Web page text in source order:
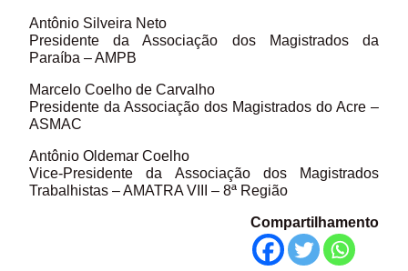
Antônio Silveira Neto
Presidente da Associação dos Magistrados da
Paraíba – AMPB
Marcelo Coelho de Carvalho
Presidente da Associação dos Magistrados do Acre –
ASMAC
Antônio Oldemar Coelho
Vice-Presidente da Associação dos Magistrados
Trabalhistas – AMATRA VIII – 8ª Região
Compartilhamento